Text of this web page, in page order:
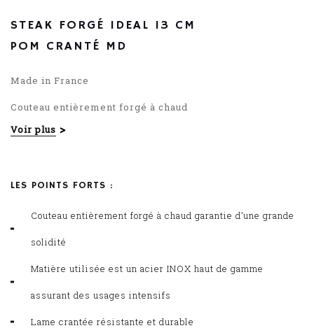
STEAK FORGÉ IDEAL 13 CM
POM CRANTÉ MD
Made in France
Couteau entièrement forgé à chaud
Manche riveté en POM
Voir plus
LES POINTS FORTS :
Couteau entièrement forgé à chaud garantie d’une grande
solidité
Matière utilisée est un acier INOX haut de gamme
assurant des usages intensifs
Lame crantée résistante et durable